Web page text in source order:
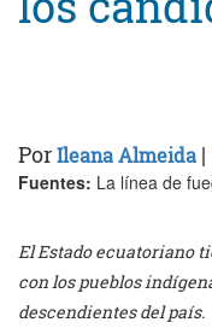
PorIleana Almeida |
Fuentes: La línea de
El Estado ecuatoriano
con los pueblos
descendientes del país.